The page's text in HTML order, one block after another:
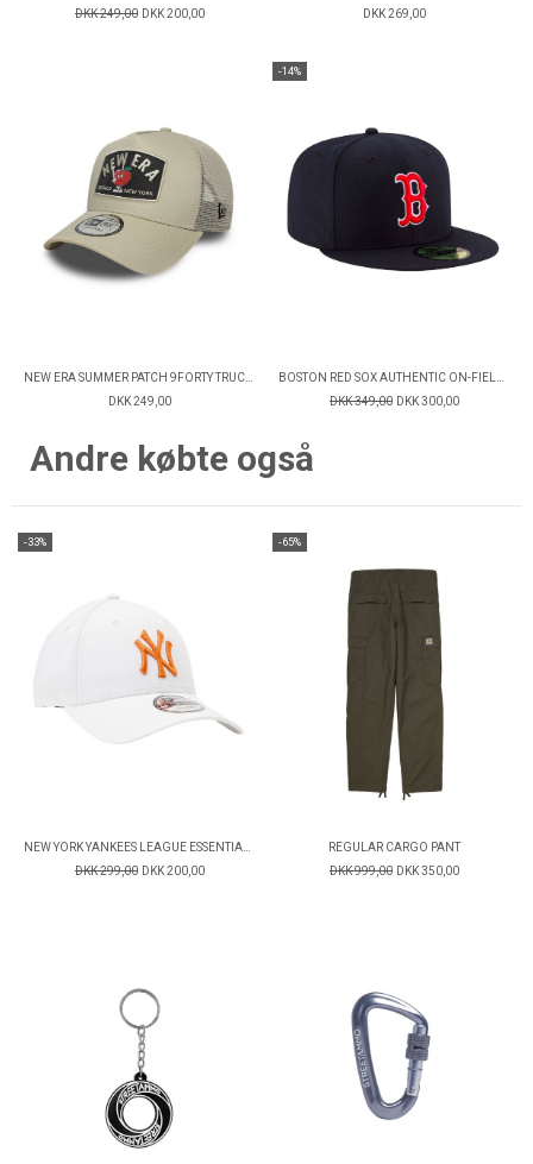
DKK 249,00 DKK 200,00
DKK 269,00
DKK 249,00
-14%
DKK 349,00 DKK 300,00
Andre købte også
-33%
NEW YORK YANKEES LEAGUE ESSENTIAL 9FORTY CAP
DKK 299,00 DKK 200,00
-65%
REGULAR CARGO PANT
DKK 999,00 DKK 350,00